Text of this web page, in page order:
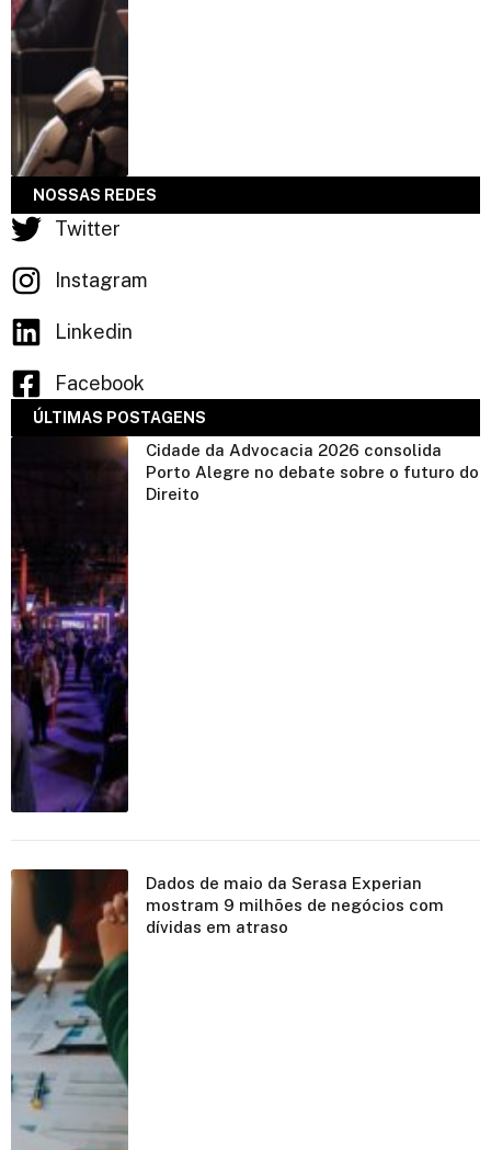
NOSSAS REDES
Twitter
Instagram
Linkedin
Facebook
ÚLTIMAS POSTAGENS
Cidade da Advocacia 2026 consolida
Porto Alegre no debate sobre o futuro do
Direito
Dados de maio da Serasa Experian
mostram 9 milhões de negócios com
dívidas em atraso